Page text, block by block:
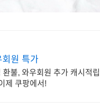
원 특가
불, 와우회원 추가 캐시적
제 쿠팡에서!